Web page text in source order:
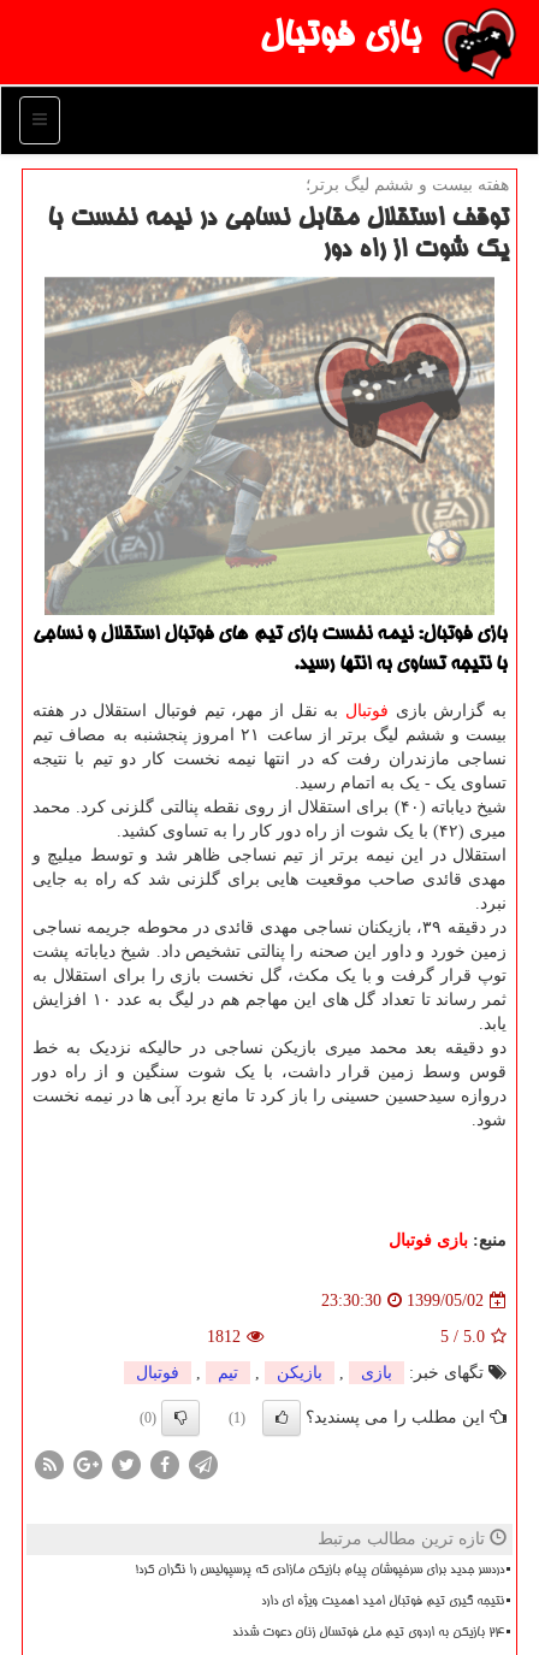
بازی فوتبال
منو
هفته بیست و ششم لیگ برتر؛
توقف استقلال مقابل نساجی در نیمه نخست با
یك شوت از راه دور
بازی فوتبال: نیمه نخست بازی تیم های فوتبال استقلال و نساجی
با نتیجه تساوی به انتها رسید.
به گزارش بازی فوتبال به نقل از مهر، تیم فوتبال استقلال در هفته
بیست و ششم لیگ برتر از ساعت ۲۱ امروز پنجشنبه به مصاف تیم
نساجی مازندران رفت که در انتها نیمه نخست کار دو تیم با نتیجه
تساوی یک - یک به اتمام رسید.
شیخ دیاباته (۴۰) برای استقلال از روی نقطه پنالتی گلزنی کرد. محمد
میری (۴۲) با یک شوت از راه دور کار را به تساوی کشید.
استقلال در این نیمه برتر از تیم نساجی ظاهر شد و توسط میلیچ و
مهدی قائدی صاحب موقعیت هایی برای گلزنی شد که راه به جایی
نبرد.
در دقیقه ۳۹، بازیکنان نساجی مهدی قائدی در محوطه جریمه نساجی
زمین خورد و داور این صحنه را پنالتی تشخیص داد. شیخ دیاباته پشت
توپ قرار گرفت و با یک مکث، گل نخست بازی را برای استقلال به
ثمر رساند تا تعداد گل های این مهاجم هم در لیگ به عدد ۱۰ افزایش
یابد.
دو دقیقه بعد محمد میری بازیکن نساجی در حالیکه نزدیک به خط
قوس وسط زمین قرار داشت، با یک شوت سنگین و از راه دور
دروازه سیدحسین حسینی را باز کرد تا مانع برد آبی ها در نیمه نخست
شود.
منبع: بازی فوتبال
1399/05/02
23:30:30
5.0
/
5
1812
تگهای خبر:
بازی , بازیكن , تیم , فوتبال
این مطلب را می پسندید؟ (1)
(0)
تازه ترین مطالب مرتبط
دردسر جدید برای سرخپوشان پیام بازیکن مازادی که پرسپولیس را نگران کرد!
نتیجه گیری تیم فوتبال امید اهمیت ویژه ای دارد
۲۴ بازیکن به اردوی تیم ملی فوتسال زنان دعوت شدند